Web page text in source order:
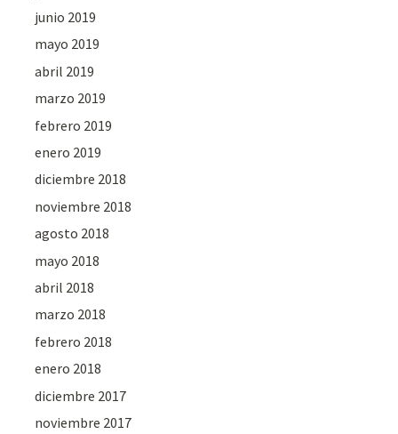
junio 2019
mayo 2019
abril 2019
marzo 2019
febrero 2019
enero 2019
diciembre 2018
noviembre 2018
agosto 2018
mayo 2018
abril 2018
marzo 2018
febrero 2018
enero 2018
diciembre 2017
noviembre 2017